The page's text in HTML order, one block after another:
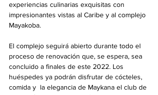
experiencias culinarias exquisitas con
impresionantes vistas al Caribe y al complejo
Mayakoba.
El complejo seguirá abierto durante todo el
proceso de renovación que, se espera, sea
concluido a finales de este 2022. Los
huéspedes ya podrán disfrutar de cócteles,
comida y  la elegancia de Maykana el club de